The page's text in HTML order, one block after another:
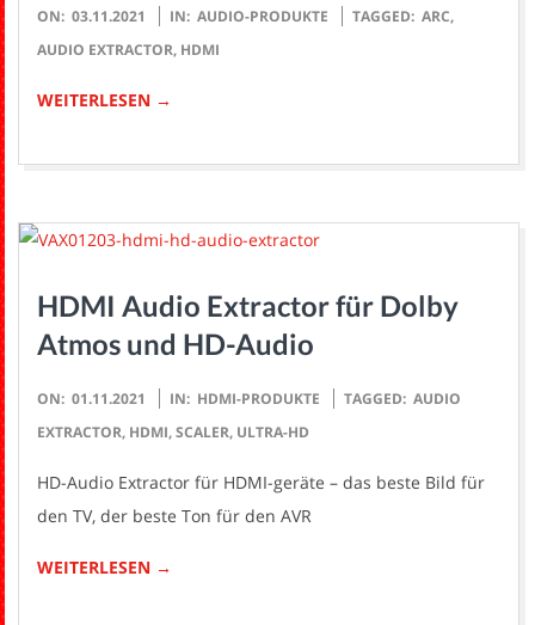
2021-
11-
ON: 03.11.2021 IN: AUDIO-PRODUKTE TAGGED: ARC,
AUDIO EXTRACTOR, HDMI
WEITERLESEN →
HDMI Audio Extractor für Dolby
Atmos und HD-Audio
2021-
11-
ON: 01.11.2021 IN: HDMI-PRODUKTE TAGGED: AUDIO
EXTRACTOR, HDMI,SCALER, ULTRA-HD
HD-Audio Extractor für HDMI-geräte – das beste Bild für
den TV, der beste Ton für den AVR
WEITERLESEN →